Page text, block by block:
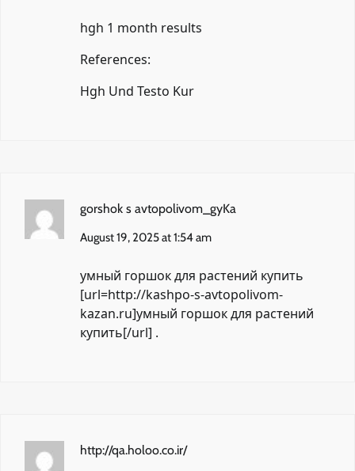
hgh 1 month results
References:
Hgh Und Testo Kur
gorshok s avtopolivom_gyKa
August 19, 2025 at 1:54 am
умный горшок для растений купить
[url=http://kashpo-s-avtopolivom-
kazan.ru]умный горшок для растений
купить[/url] .
http://qa.holoo.co.ir/